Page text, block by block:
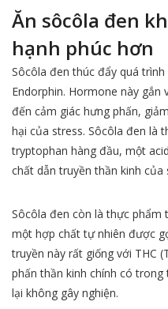
Ăn sôcôla đen
hạnh phúc hơn
Sôcôla đen thúc đẩy quá
Endorphin. Hormone này
đến cảm giác hưng phấn,
hại của stress. Sôcôla đen là
tryptophan hàng đầu, một
chất dẫn truyền thần kinh của
Sôcôla đen còn là thực phẩm
một hợp chất tự nhiên được
truyền này rất giống với THC
phấn thần kinh chính có
lại không gây nghiện.